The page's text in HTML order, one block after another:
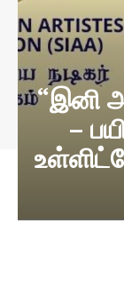
“இனி
–